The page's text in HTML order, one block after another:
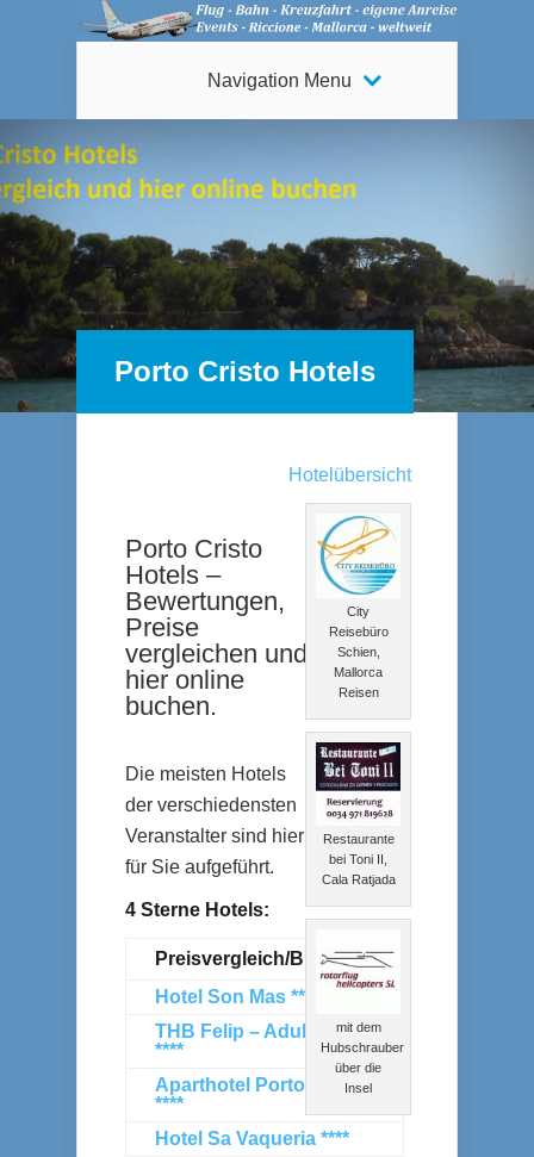
Navigation Menu
Porto Cristo Hotels
Hotelübersicht
Porto Cristo
Hotels –
Bewertungen,
Preise
vergleichen und
hier online
buchen.
Die meisten Hotels
der verschiedensten
Veranstalter sind hier
für Sie aufgeführt.
4 Sterne Hotels:
Preisvergleich/Buchung
Hotel Son Mas ****s
THB Felip – Adults only
****
Aparthotel PortoDrach
****
Hotel Sa Vaqueria ****
City
Reisebüro
Schien,
Mallorca
Reisen
Restaurante
bei Toni II,
Cala Ratjada
mit dem
Hubschrauber
über die
Insel